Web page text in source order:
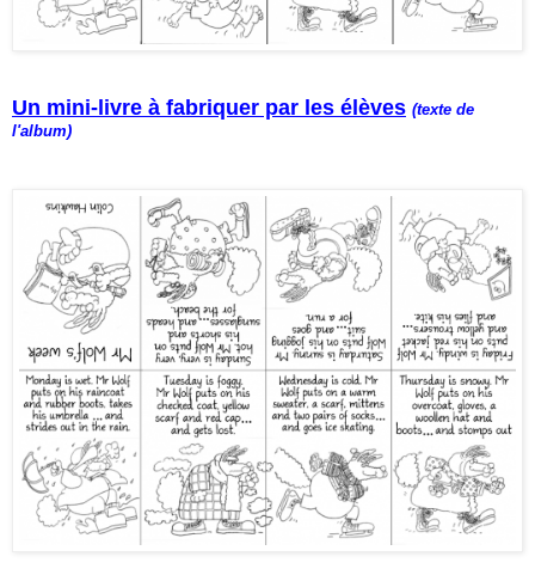
Un mini-livre à fabriquer par les élèves (texte de
l'album)